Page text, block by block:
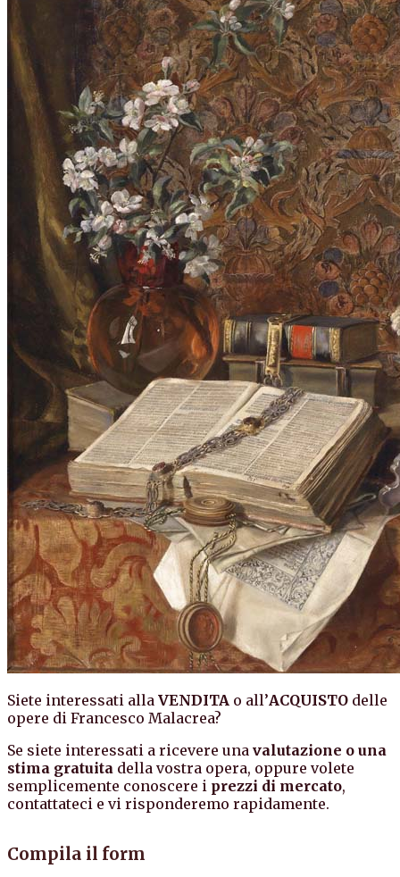
Siete interessati alla VENDITA o all’ACQUISTO delle
opere di Francesco Malacrea?
Se siete interessati a ricevere una valutazione o una
stima gratuita della vostra opera, oppure volete
semplicemente conoscere i prezzi di mercato,
contattateci e vi risponderemo rapidamente.
Compila il form